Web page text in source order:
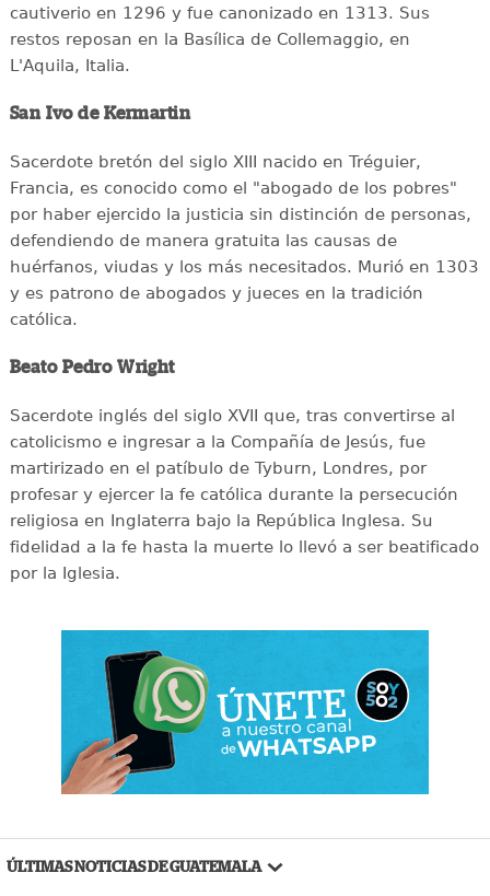
cautiverio en 1296 y fue canonizado en 1313. Sus
restos reposan en la Basílica de Collemaggio, en
L'Aquila, Italia.
San Ivo de Kermartin
Sacerdote bretón del siglo XIII nacido en Tréguier,
Francia, es conocido como el "abogado de los pobres"
por haber ejercido la justicia sin distinción de personas,
defendiendo de manera gratuita las causas de
huérfanos, viudas y los más necesitados. Murió en 1303
y es patrono de abogados y jueces en la tradición
católica.
Beato Pedro Wright
Sacerdote inglés del siglo XVII que, tras convertirse al
catolicismo e ingresar a la Compañía de Jesús, fue
martirizado en el patíbulo de Tyburn, Londres, por
profesar y ejercer la fe católica durante la persecución
religiosa en Inglaterra bajo la República Inglesa. Su
fidelidad a la fe hasta la muerte lo llevó a ser beatificado
por la Iglesia.
ÚLTIMAS NOTICIAS DE GUATEMALA